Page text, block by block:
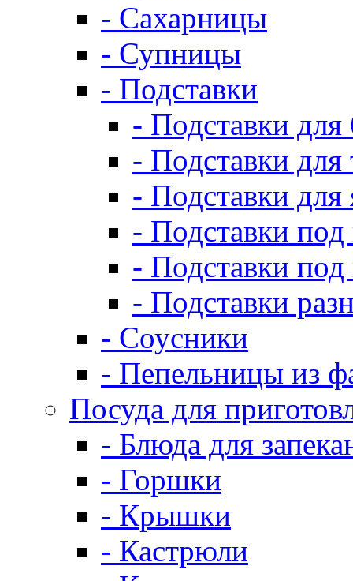
- Сахарницы
- Супницы
- Подставки
- Подставки
- Подставки для
- Подставки для
- Подставки
- Подставки под
- Подставки
- Соусники
- Пепельницы из
Посуда для
- Блюда для
- Горшки
- Крышки
- Кастрюли